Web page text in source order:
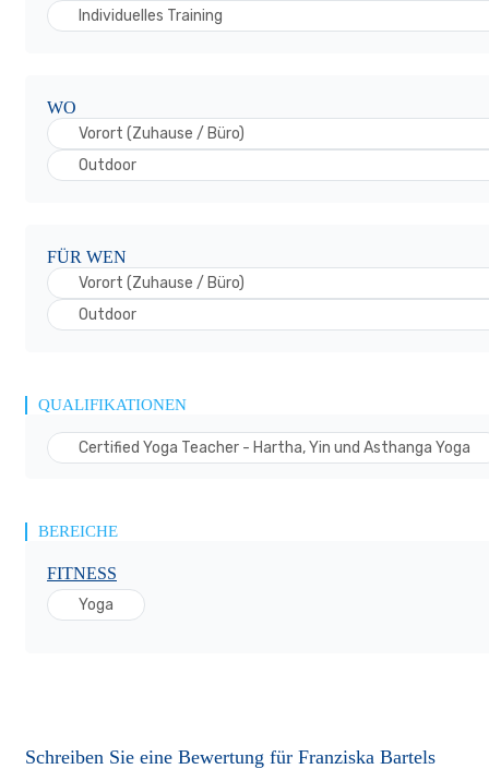
Individuelles Training
WO
Vorort (Zuhause / Büro)
Outdoor
FÜR WEN
Vorort (Zuhause / Büro)
Outdoor
QUALIFIKATIONEN
Certified Yoga Teacher - Hartha, Yin und Asthanga Yoga
BEREICHE
FITNESS
Yoga
Schreiben Sie eine Bewertung für Franziska Bartels